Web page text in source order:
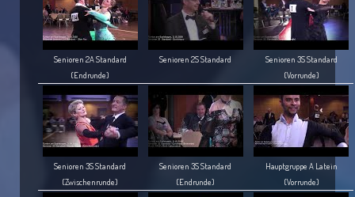
Senioren 2A Standard
(Endrunde)
Senioren 2S Standard
Senioren 3S Standard
(Vorrunde)
Senioren 3S Standard
(Zwischenrunde)
Senioren 3S Standard
(Endrunde)
Hauptgruppe A Latein
(Vorrunde)